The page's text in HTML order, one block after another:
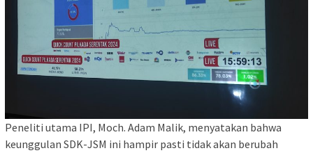
Peneliti utama IPI, Moch. Adam Malik, menyatakan bahwa
keunggulan SDK-JSM ini hampir pasti tidak akan berubah